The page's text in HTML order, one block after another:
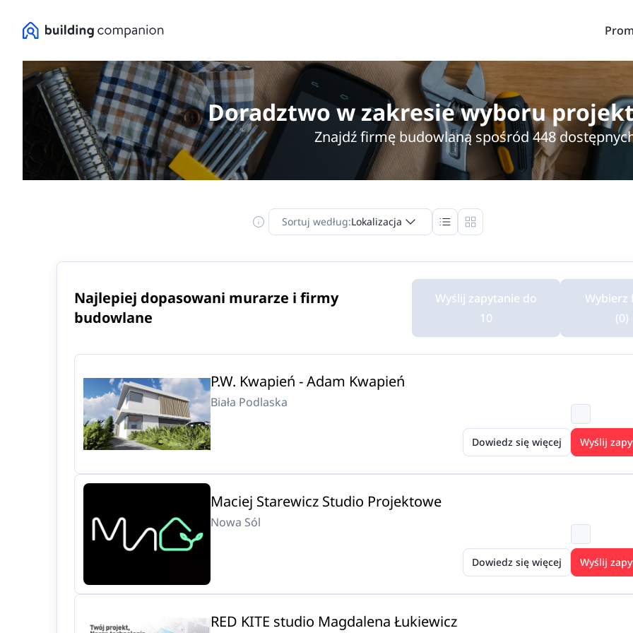
Doradztwo w zakresie wyboru
Znajdź firmę budowlaną spośród 448
Sortuj według:Lokalizacja
Najlepiej dopasowani murarze i firmy
budowlane
Wyślij zapytanie do
10
Wybierz
(0)
P.W. Kwapień - Adam Kwapień
Biała Podlaska
Dowiedz się więcej Wyślij
Maciej Starewicz Studio Projektowe
Nowa Sól
Dowiedz się więcej Wyślij
RED KITE studio Magdalena Łukiewicz